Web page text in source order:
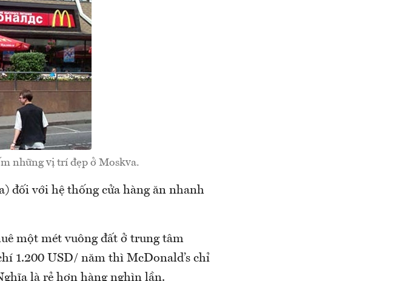
những vị trí đẹp ở Moskva.
đối với hệ thống cửa hàng ăn nhanh
một mét vuông đất ở trung tâm
1.200 USD/ năm thì McDonald’s chỉ
là rẻ hơn hàng nghìn lần.